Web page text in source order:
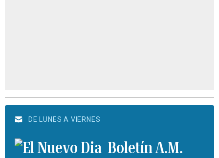
DE LUNES A VIERNES
Boletín A.M.